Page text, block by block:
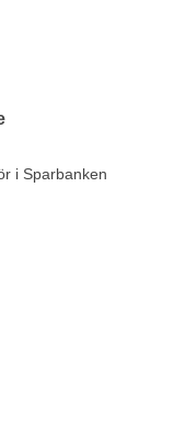
i Sparbanken